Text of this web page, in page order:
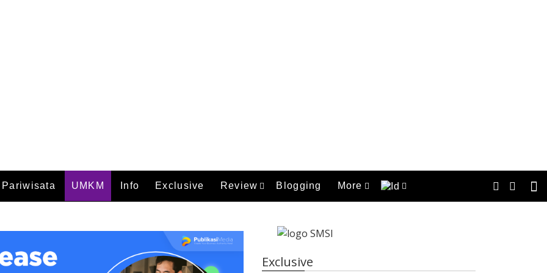
Pariwisata UMKM Info Exclusive Review Blogging More
Exclusive